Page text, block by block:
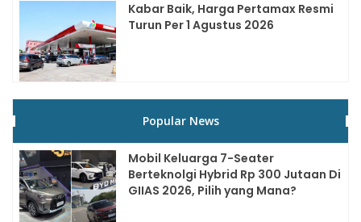
Kabar Baik, Harga Pertamax Resmi
Turun Per 1 Agustus 2026
Popular News
Mobil Keluarga 7-Seater
Berteknolgi Hybrid Rp 300 Jutaan Di
GIIAS 2026, Pilih yang Mana?